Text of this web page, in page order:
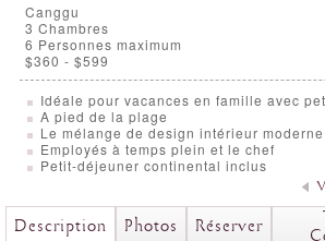
Canggu
3 Chambres
6 Personnes maximum
$360 - $599
Idéale pour vacances en famille avec
A pied de la plage
Le mélange de design intérieur
Employés à temps plein et le chef
Petit-déjeuner continental inclus
Description Photos Réserver